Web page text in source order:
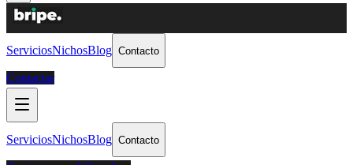
ServiciosNichosBlog Contacto
Contactar
ServiciosNichosBlog Contacto